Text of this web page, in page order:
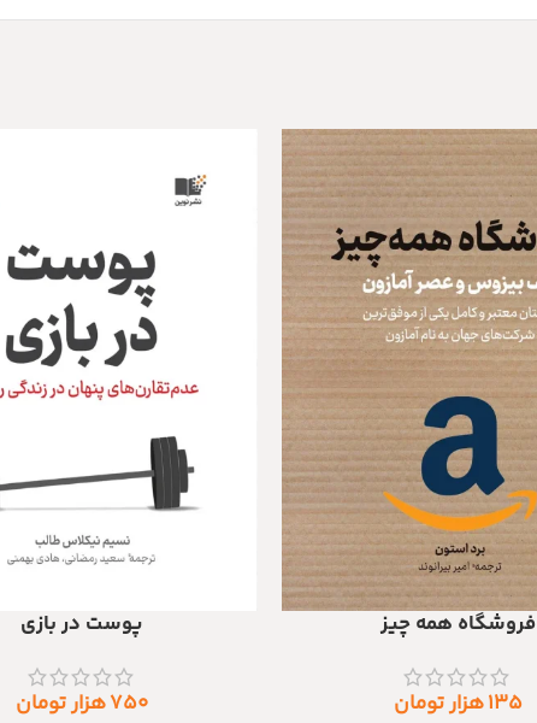
فروشگاه همه چیز
۱۳۵هزار تومان
افزودن به سبد خریدپوست در بازی
۷۵۰هزار تومان